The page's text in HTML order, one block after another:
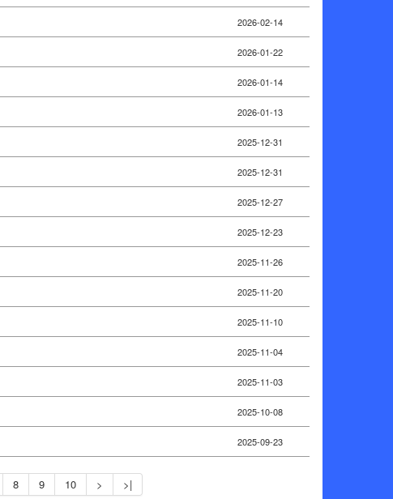
2026-02-14
2026-01-22
2026-01-14
2026-01-13
2025-12-31
2025-12-31
2025-12-27
2025-12-23
2025-11-26
2025-11-20
2025-11-10
2025-11-04
2025-11-03
2025-10-08
2025-09-23
8 9 10